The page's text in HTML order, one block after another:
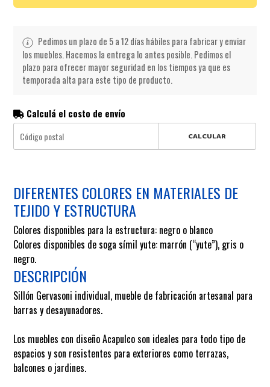
Pedimos un plazo de 5 a 12 días hábiles para fabricar y enviar
los muebles. Hacemos la entrega lo antes posible. Pedimos el
plazo para ofrecer mayor seguridad en los tiempos ya que es
temporada alta para este tipo de producto.
Calculá el costo de envío
CALCULAR
DIFERENTES COLORES EN MATERIALES DE
TEJIDO Y ESTRUCTURA
Colores disponibles para la estructura: negro o blanco
Colores disponibles de soga símil yute: marrón (“yute”), gris o
negro.
DESCRIPCIÓN
Sillón Gervasoni individual, mueble de fabricación artesanal para
barras y desayunadores.
Los muebles con diseño Acapulco son ideales para todo tipo de
espacios y son resistentes para exteriores como terrazas,
balcones o jardines.